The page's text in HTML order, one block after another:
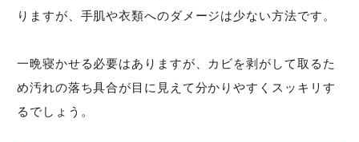
りますが、手肌や衣類へのダメージは少ない方法です。
一晩寝かせる必要はありますが、カビを剥がして取るた
め汚れの落ち具合が目に見えて分かりやすくスッキリす
るでしょう。